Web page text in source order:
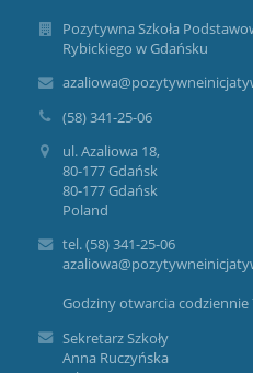
Pozytywna Szkoła
Rybickiego w Gdańsku
(58) 341-25-06
ul. Azaliowa 18,
80-177 Gdańsk
80-177 Gdańsk
Poland
tel. (58) 341-25-06
Godziny otwarcia codziennie
Sekretarz Szkoły
Anna Ruczyńska